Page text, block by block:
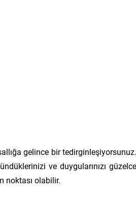
gelince bir tedirginleşiyorsunuz.
ve duygularınızı güzelce
noktası olabilir.